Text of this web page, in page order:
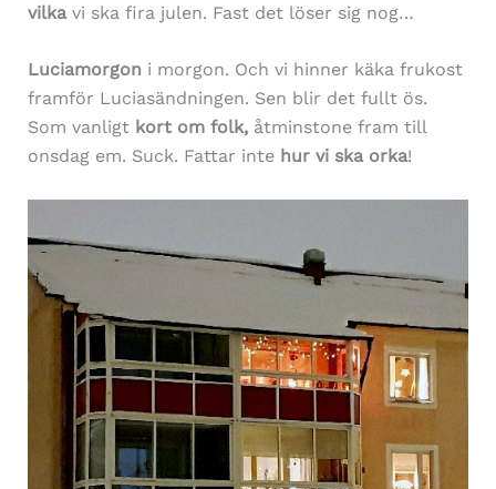
vilka vi ska fira julen. Fast det löser sig nog…
Luciamorgon i morgon. Och vi hinner käka frukost
framför Luciasändningen. Sen blir det fullt ös.
Som vanligt kort om folk,åtminstone fram till
onsdag em. Suck. Fattar inte hur vi ska orka!